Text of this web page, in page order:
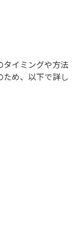
イミングや方法
め、以下で詳し